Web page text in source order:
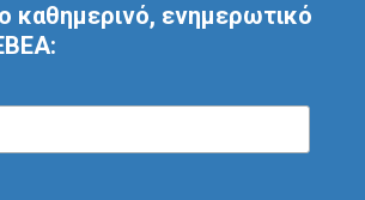
καθημερινό, ενημερωτικό